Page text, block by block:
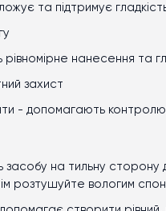
та підтримує
нанесення та
захист
- допомагають
засобу на тильну
розтушуйте вологим